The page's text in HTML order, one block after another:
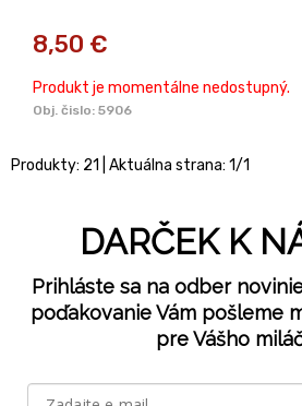
8,50 €
Produkt je momentálne nedostupný.
Obj. čislo: 5906
Produkty: 21 | Aktuálna strana: 1/1
DARČEK K
Prihláste sa na odber
poďakovanie Vám pošleme
pre Vášho